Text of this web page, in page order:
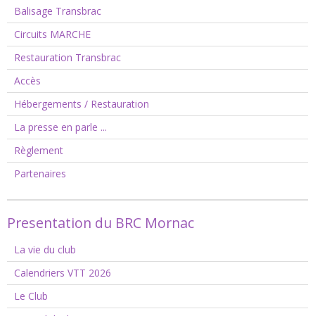
Balisage Transbrac
Circuits MARCHE
Restauration Transbrac
Accès
Hébergements / Restauration
La presse en parle ...
Règlement
Partenaires
Presentation du BRC Mornac
La vie du club
Calendriers VTT 2026
Le Club